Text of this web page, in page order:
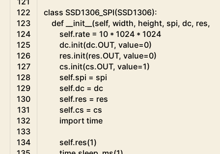
122
123
124
125
126
127
128
129
130
131
132
133
134
class SSD1306_SPI(SSD1306):
def
__init__ (self, width, height, spi, dc, res,
self.rate = 10 * 1024 * 1024
dc.init(dc.OUT, value=0)
res.init(res.OUT, value=0)
cs.init(cs.OUT, value=1)
self.spi = spi
self.dc = dc
self.res = res
self.cs = cs
import time
self.res(1)